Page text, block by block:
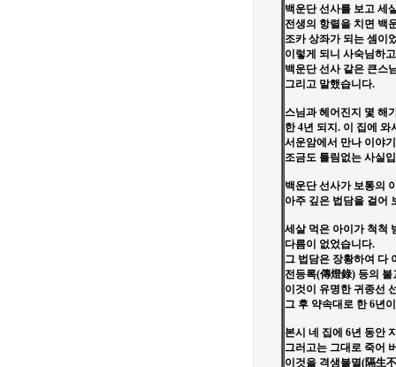
백운단 선사를 보고 세
전생의 항렬을 치면 백
조카 상좌가 되는 셈이
이렇게 되니 사숙님하
백운단 선사 같은 큰스
그리고 말했습니다.
스님과 헤어진지 몇 해
한 4년 되지. 이 집에 와
서운암에서 만나 이야
조금도 틀림없는 사실
백운단 선사가 보통의
아주 깊은 법담을 걸어
세살 먹은 아이가 척척
다름이 없었습니다.
그 법담은 장황하여 다
전등록(傳燈錄) 등의
이것이 유명한 귀종선
그 후 약속대로 한 6년
본시 네 집에 6년 동안
그러고는 그대로 죽어
이것을 격생불멸(隔生